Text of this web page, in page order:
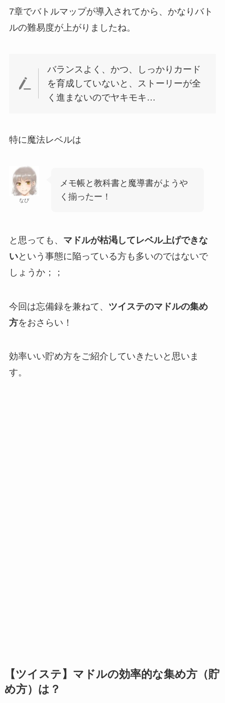
7章でバトルマップが導入されてから、かなりバト
ルの難易度が上がりましたね。
バランスよく、かつ、しっかりカード
を育成していないと、ストーリーが全
く進まないのでヤキモキ…
特に魔法レベルは
なぴ
メモ帳と教科書と魔導書がようや
く揃ったー！
と思っても、 マドルが枯渇してレベル上げできな
いという事態に陥っている方も多いのではないで
しょうか；；
今回は忘備録を兼ねて、 ツイステのマドルの集め
方をおさらい！
効率いい貯め方をご紹介していきたいと思いま
す。
【ツイステ】マドルの効率的な集め方（貯
め方）は？